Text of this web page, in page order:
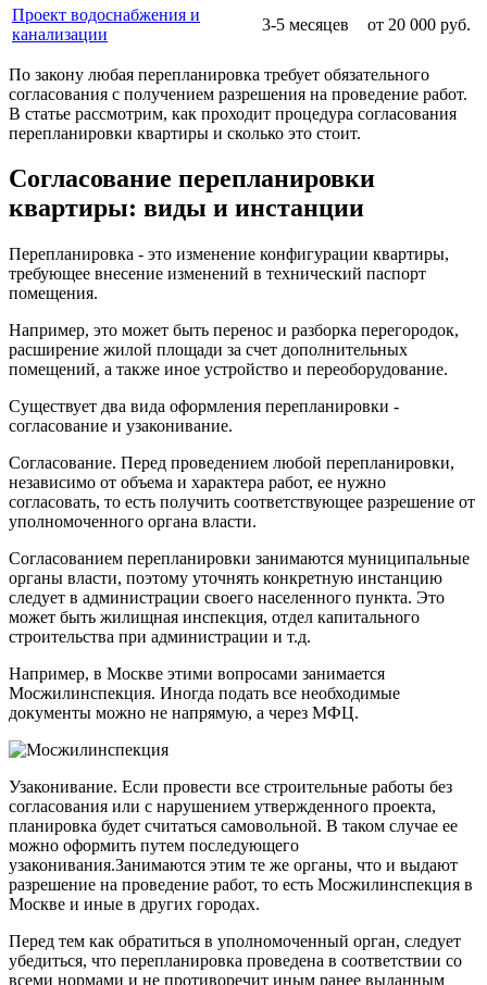
Проект водоснабжения и
канализации
3-5 месяцев от 20 000 руб.
По закону любая перепланировка требует обязательного
согласования с получением разрешения на проведение работ.
В статье рассмотрим, как проходит процедура согласования
перепланировки квартиры и сколько это стоит.
Согласование перепланировки
квартиры: виды и инстанции
Перепланировка - это изменение конфигурации квартиры,
требующее внесение изменений в технический паспорт
помещения.
Например, это может быть перенос и разборка перегородок,
расширение жилой площади за счет дополнительных
помещений, а также иное устройство и переоборудование.
Существует два вида оформления перепланировки -
согласование и узаконивание.
Согласование. Перед проведением любой перепланировки,
независимо от объема и характера работ, ее нужно
согласовать, то есть получить соответствующее разрешение от
уполномоченного органа власти.
Согласованием перепланировки занимаются муниципальные
органы власти, поэтому уточнять конкретную инстанцию
следует в администрации своего населенного пункта. Это
может быть жилищная инспекция, отдел капитального
строительства при администрации и т.д.
Например, в Москве этими вопросами занимается
Мосжилинспекция. Иногда подать все необходимые
документы можно не напрямую, а через МФЦ.
Узаконивание. Если провести все строительные работы без
согласования или с нарушением утвержденного проекта,
планировка будет считаться самовольной. В таком случае ее
можно оформить путем последующего
узаконивания.Занимаются этим те же органы, что и выдают
разрешение на проведение работ, то есть Мосжилинспекция в
Москве и иные в других городах.
Перед тем как обратиться в уполномоченный орган, следует
убедиться, что перепланировка проведена в соответствии со
всеми нормами и не противоречит иным ранее выданным